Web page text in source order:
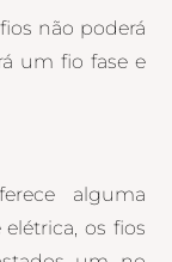
não poderá
um fio fase e
alguma
os fios